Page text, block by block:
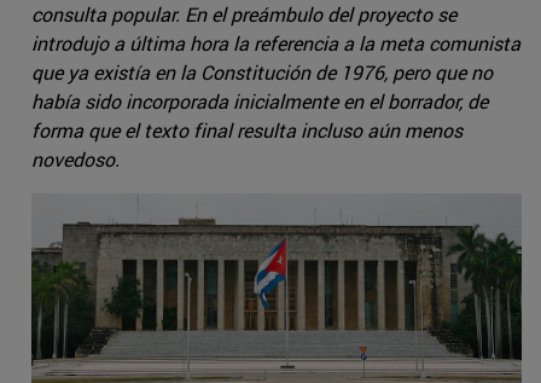
consulta popular. En el preámbulo del proyecto se
introdujo a última hora la referencia a la meta comunista
que ya existía en la Constitución de 1976, pero que no
había sido incorporada inicialmente en el borrador, de
forma que el texto final resulta incluso aún menos
novedoso.